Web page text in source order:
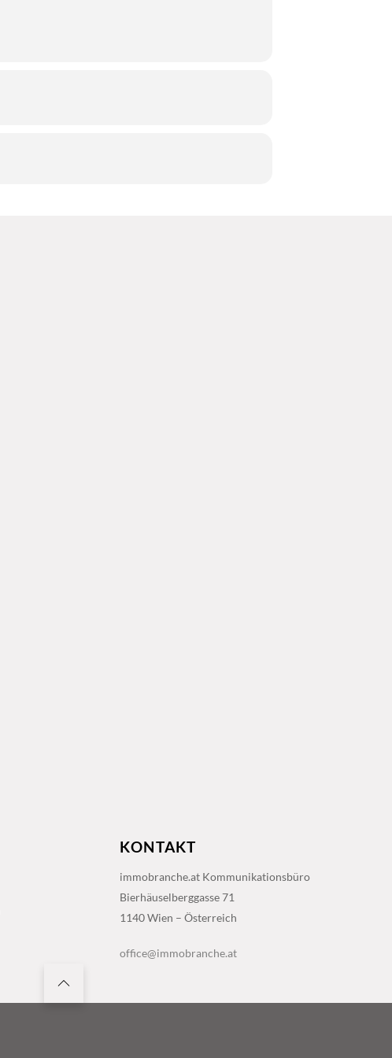
KONTAKT
immobranche.at Kommunikationsbüro
Bierhäuselberggasse 71
1140 Wien – Österreich
office@immobranche.at